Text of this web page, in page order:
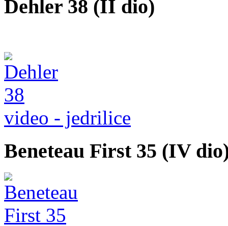
Dehler 38 (II dio)
video - jedrilice
Beneteau First 35 (IV